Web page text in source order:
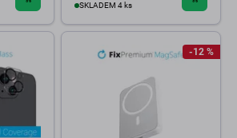
SKLADEM 4 ks
-12 %